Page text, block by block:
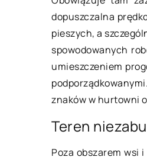
dopuszczalna
pieszych, a
spowodowanych
umieszczeniem
znaków w hurtowni
Teren
Poza obszarem wsi
typu szkodniki mogą
potencjalne
wszystkim musisz
szkodniki, które najczęściej